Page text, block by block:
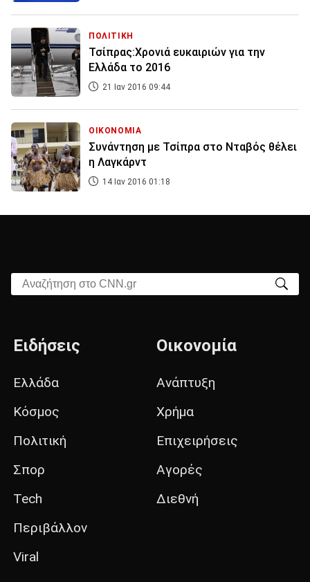
ΠΟΛΙΤΙΚΗ
Τσίπρας:Χρονιά ευκαιριών για την
Ελλάδα το 2016
21 Ιαν 2016 09:44
ΟΙΚΟΝΟΜΙΑ
Συνάντηση με Τσίπρα στο Νταβός θέλει
η Λαγκάρντ
14 Ιαν 2016 01:18
Αναζήτηση στο CNN.gr
Ειδήσεις
Ελλάδα
Κόσμος
Πολιτική
Σπορ
Tech
Περιβάλλον
Viral
Οικονομία
Ανάπτυξη
Χρήμα
Επιχειρήσεις
Αγορές
Διεθνή